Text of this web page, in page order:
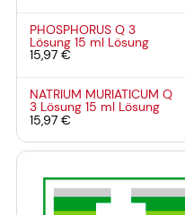
PHOSPHORUS Q 3
Lösung15 ml Lösung
15,97 €
NATRIUM MURIATICUM Q
3 Lösung15 ml Lösung
15,97 €